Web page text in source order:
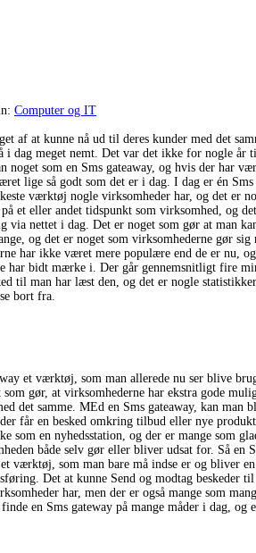
Computer og IT
af at kunne nå ud til deres kunder med det
i dag meget nemt. Det var det ikke for nogle år
noget som en Sms gateaway, og hvis der har
lige så godt som det er i dag. I dag er én Sms
værktøj nogle virksomheder har, og det er
et eller andet tidspunkt som virksomhed, og
via nettet i dag. Det er noget som gør at man
og det er noget som virksomhederne gør sig
har ikke været mere populære end de er nu,
har bidt mærke i. Der går gennemsnitligt fire
til man har læst den, og det er nogle
bort fra.
et værktøj, som man allerede nu ser blive
gør, at virksomhederne har ekstra gode
det samme. MEd en Sms gateaway, kan man
får en besked omkring tilbud eller nye
som en nyhedsstation, og der er mange som
både selv gør eller bliver udsat for. Så en
værktøj, som man bare må indse er og bliver
Det at kunne Send og modtag beskeder til
har, men der er også mange som
en Sms gateway på mange måder i dag, og